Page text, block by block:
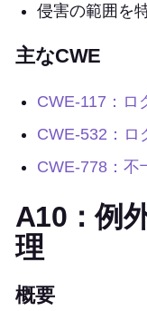
侵害の範囲を
主なCWE
CWE-117：ロ
CWE-532：ロ
CWE-778：不
A10：例
理
概要